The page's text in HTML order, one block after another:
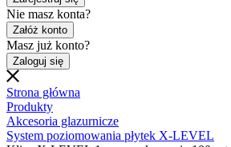
Nie masz konta?
Załóż konto
Masz już konto?
Zaloguj się
Strona główna
Produkty
Akcesoria glazurnicze
System poziomowania płytek X-LEVEL